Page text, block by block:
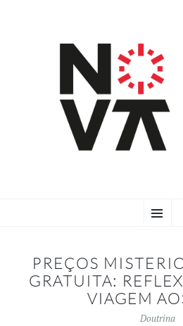
TO
PREÇOS
GRATUITA:
VIAGEM
Doutrina